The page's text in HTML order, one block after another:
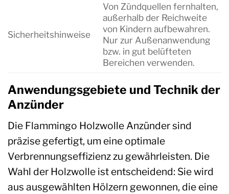
Sicherheitshinweise
Von Zündquellen fernhalten,
außerhalb der Reichweite
von Kindern aufbewahren.
Nur zur Außenanwendung
bzw. in gut belüfteten
Bereichen verwenden.
Anwendungsgebiete und Technik der
Anzünder
Die Flammingo Holzwolle Anzünder sind
präzise gefertigt, um eine optimale
Verbrennungseffizienz zu gewährleisten. Die
Wahl der Holzwolle ist entscheidend: Sie wird
aus ausgewählten Hölzern gewonnen, die eine